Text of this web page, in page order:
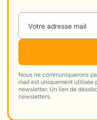
Votre adresse mail
Nous ne communiquerons
mail est uniquement utilisée
newsletter. Un lien de
newsletters.